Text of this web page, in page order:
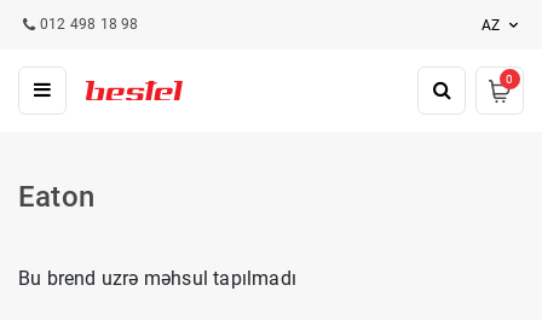
012 498 18 98 AZ
0
Eaton
Bu brend uzrə məhsul tapılmadı